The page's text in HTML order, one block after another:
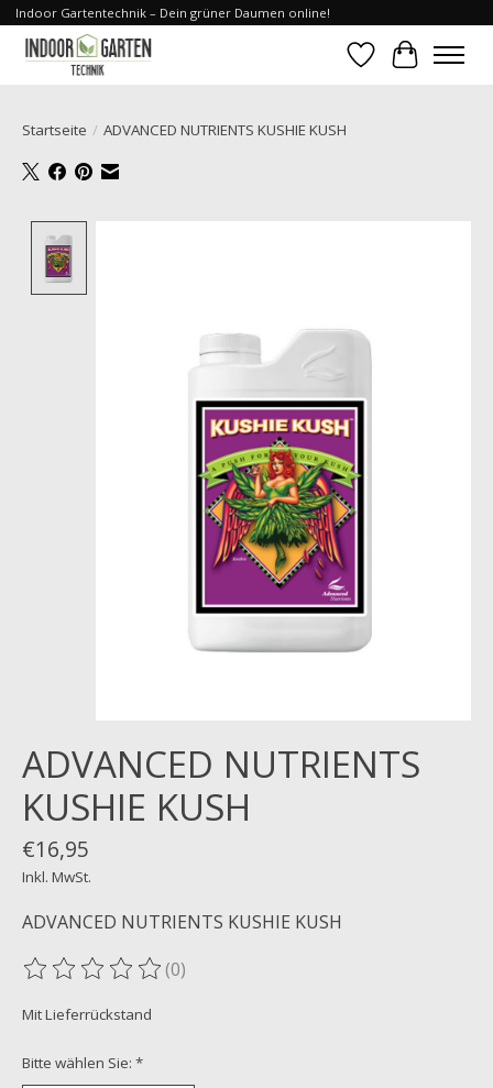
Indoor Gartentechnik – Dein grüner Daumen online!
Wunschzettel
Ihr
Startseite / ADVANCED NUTRIENTS KUSHIE KUSH
ADVANCED NUTRIENTS
KUSHIE KUSH
€16,95
Inkl. MwSt.
ADVANCED NUTRIENTS KUSHIE KUSH
Die Bewertung dieses Produkts ist
(0)
Mit Lieferrückstand
Bitte wählen Sie: *